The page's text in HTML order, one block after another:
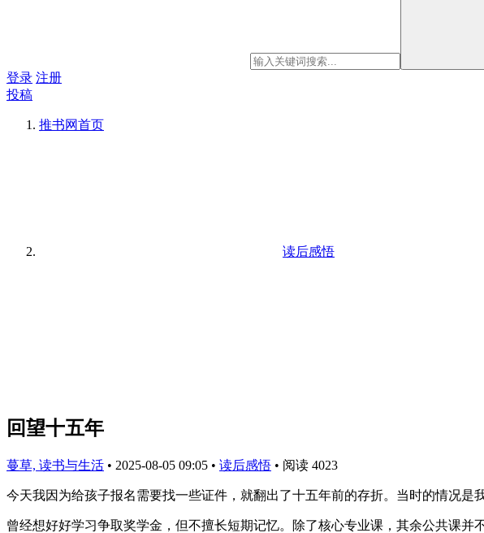
登录 注册
投稿
推书网首页
读后感悟
回望十五年
蔓草, 读书与生活 • 2025-08-05 09:05 • 读后感悟 • 阅读 4023
今天我因为给孩子报名需要找一些证件，就翻出了十五年前的存折。当时的情况是
曾经想好好学习争取奖学金，但不擅长短期记忆。除了核心专业课，其余公共课